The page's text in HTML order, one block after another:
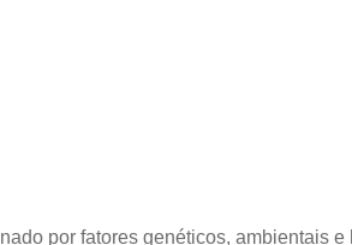
por fatores genéticos, ambientais e